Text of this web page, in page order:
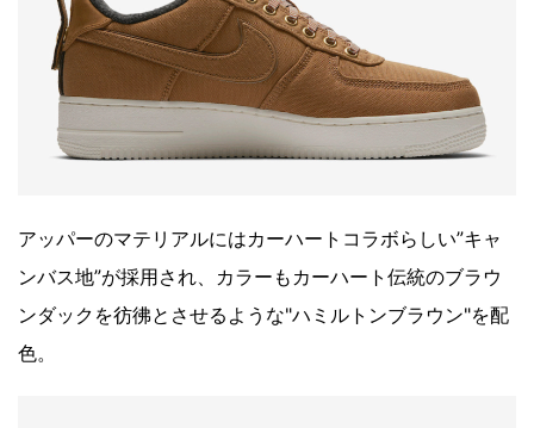
アッパーのマテリアルにはカーハートコラボらしい”キャ
ンバス地”が採用され、カラーもカーハート伝統のブラウ
ンダックを彷彿とさせるような"ハミルトンブラウン"を配
色。